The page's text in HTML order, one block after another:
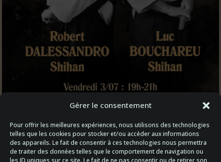
Gérer le consentement
Pour offrir les meilleures expériences, nous utilisons des technologies
telles que les cookies pour stocker et/ou accéder aux informations
des appareils. Le fait de consentir à ces technologies nous permettra
de traiter des données telles que le comportement de navigation ou
les ID uniques sur ce site. Le fait de ne pas consentir ou de retirer son